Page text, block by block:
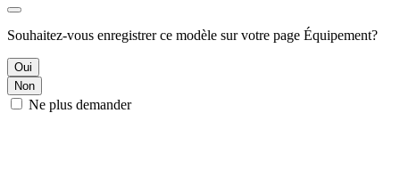
Souhaitez-vous enregistrer ce modèle sur votre page Équipement?
Oui
Non
Ne plus demander